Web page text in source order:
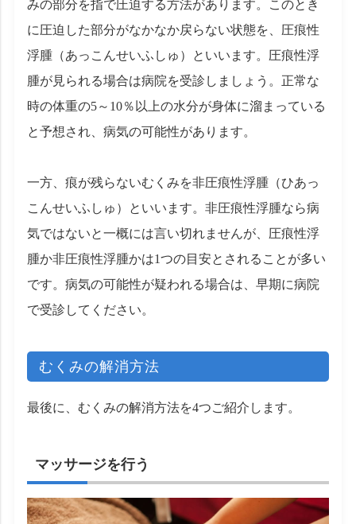
みの部分を指で圧迫する方法があります。このとき
に圧迫した部分がなかなか戻らない状態を、圧痕性
浮腫（あっこんせいふしゅ）といいます。圧痕性浮
腫が見られる場合は病院を受診しましょう。正常な
時の体重の5～10％以上の水分が身体に溜まっている
と予想され、病気の可能性があります。
一方、痕が残らないむくみを非圧痕性浮腫（ひあっ
こんせいふしゅ）といいます。非圧痕性浮腫なら病
気ではないと一概には言い切れませんが、圧痕性浮
腫か非圧痕性浮腫かは1つの目安とされることが多い
です。病気の可能性が疑われる場合は、早期に病院
で受診してください。
むくみの解消方法
最後に、むくみの解消方法を4つご紹介します。
マッサージを行う